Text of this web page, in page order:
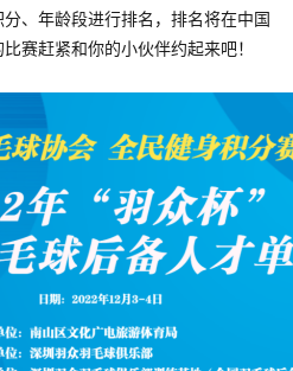
、年龄段进行排名 ， 排名将在中国
比赛赶紧和你的小伙伴约起来吧！